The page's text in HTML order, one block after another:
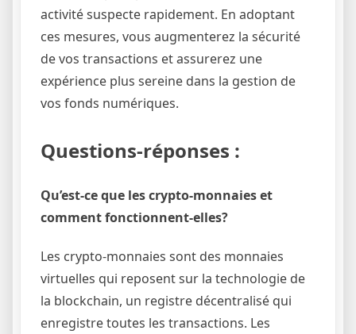
activité suspecte rapidement. En adoptant
ces mesures, vous augmenterez la sécurité
de vos transactions et assurerez une
expérience plus sereine dans la gestion de
vos fonds numériques.
Questions-réponses :
Qu’est-ce que les crypto-monnaies et
comment fonctionnent-elles?
Les crypto-monnaies sont des monnaies
virtuelles qui reposent sur la technologie de
la blockchain, un registre décentralisé qui
enregistre toutes les transactions. Les